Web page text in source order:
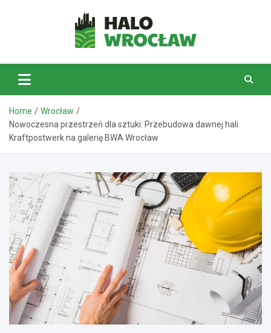
HaloWrocław.pl
Home
Wrocław
Nowoczesna przestrzeń dla sztuki: Przebudowa dawnej hali
Kraftpostwerk na galerię BWA Wrocław